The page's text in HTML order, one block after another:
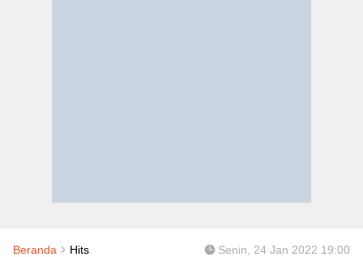
Beranda Hits Senin, 24 Jan 2022 19:00